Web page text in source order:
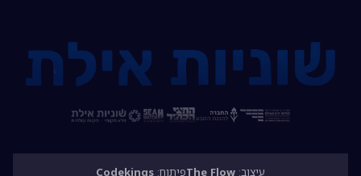
עיצוב: The Flowפיתוח: Codekings